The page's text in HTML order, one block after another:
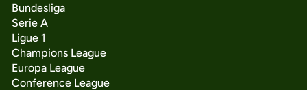
Bundesliga
Serie A
Ligue 1
Champions League
Europa League
Conference League